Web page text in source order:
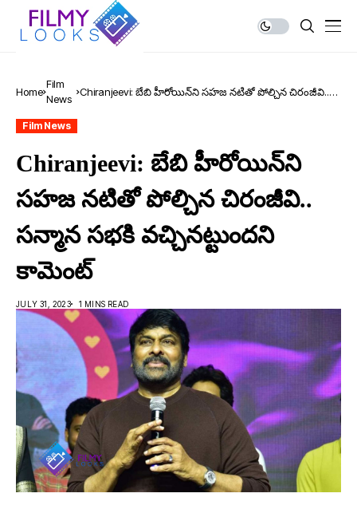
Home
Film
News
Chiranjeevi: బేబి హీరోయిన్‌ని స‌హ‌జ న‌టితో పోల్చిన చిరంజీవి..
Film News
Chiranjeevi: బేబి హీరోయిన్‌ని
స‌హ‌జ న‌టితో పోల్చిన చిరంజీవి..
సన్మాన స‌భ‌కి వ‌చ్చిన‌ట్టుంద‌ని
కామెంట్
JULY 31, 2023 1 MINS READ